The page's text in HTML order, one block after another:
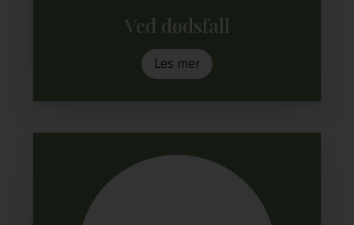
Ved dødsfall
Les mer